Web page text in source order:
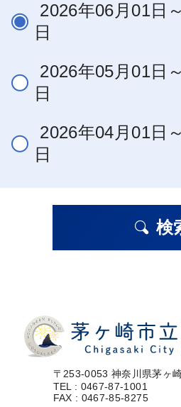
2026年06月01日
日
2026年05月01日
日
2026年04月01日
日
検
〒253-0053 神奈川県茅ヶ
TEL : 0467-87-1001
FAX : 0467-85-8275